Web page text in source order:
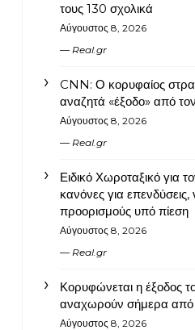
τους 130 σχολικά
Αύγουστος 8, 2026
Real.gr
CNN: Ο κορυφαίος
αναζητά «έξοδο» από
Αύγουστος 8, 2026
Real.gr
Ειδικό Χωροταξικό για
κανόνες για επενδύσεις,
προορισμούς υπό πίεση
Αύγουστος 8, 2026
Real.gr
Κορυφώνεται η έξοδος
αναχωρούν σήμερα από
Αύγουστος 8, 2026